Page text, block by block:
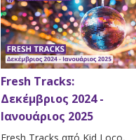
Fresh Tracks:
Δεκέμβριος 2024 -
Ιανουάριος 2025